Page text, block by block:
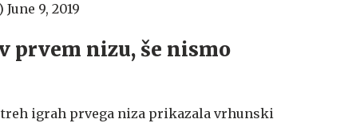
June 9, 2019
prvem nizu, še nismo
igrah prvega niza prikazala vrhunski